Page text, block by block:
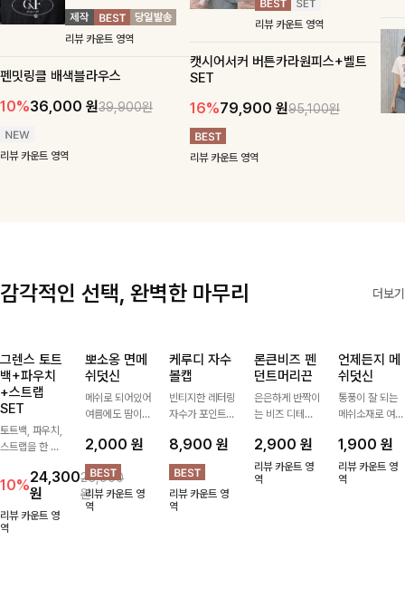
리뷰 카운트 영역
펜밋링클 배색블라우스
10%36,000 원39,900원
리뷰 카운트 영역
리뷰 카운트 영역
캣시어서커 버튼카라원피스+벨트
SET
16%79,900 원95,100원
리뷰 카운트 영역
감각적인 선택, 완벽한 마무리 더보기
그렌스 토트
백+파우치
+스트랩
SET
토트백, 파우치,
스트랩을 한 번
ITEM활용도 높
게 어디에든 다
양하게 즐겨주세
요 ;)
10%24,300
원
26,900
원
리뷰 카운트 영
역
뽀소옹 면메
쉬덧신
메쉬로 되어있어
여름에도 땀이
음도 당당해지세
요:-)
2,000 원
리뷰 카운트 영
역
케루디 자수
볼캡
빈티지한 레터링
자수가 포인트가
에 자연스럽게
어우러지는 볼
캡!베이직한 컬
러와 깔끔한 쉐
입으로 캐주얼부
8,900원
리뷰 카운트 영
역
론큰비즈 펜
던트머리끈
은은하게 반짝이
는 비즈 디테일
트로 스타일에
센스를 더해주는
아이템, 탄탄한
2,900 원
리뷰 카운트 영
역
언제든지 메
쉬덧신
통풍이 잘 되는
메쉬소재로 여름
데일리로 신기
좋은 덧신이에요
^^
1,900원
리뷰 카운트 영
역